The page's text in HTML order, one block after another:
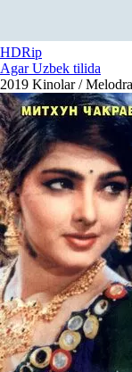
HDRip
Agar Uzbek tilida
2019 Kinolar /